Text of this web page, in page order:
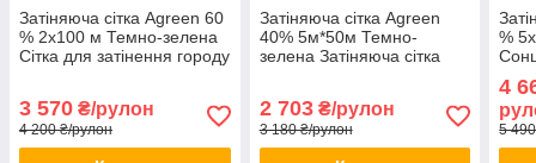
Затіняюча сітка Agreen 60
% 2х100 м Темно-зелена
Сітка для затінення городу
3 570 ₴/рулон
4 200 ₴/рулон
Затіняюча сітка Agreen
40% 5м*50м Темно-
зелена Затіняюча сітка
2 703₴/рулон
3 180 ₴/рулон
%
4
5